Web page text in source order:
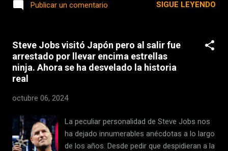
instantáneo. Son los que suelen usar
caso. James Clear ofrece una propuesta
sólida que parte de la honestidad. Es un
enfoque realista y factible. No promete
quiera progresar. No obstante, tiene algún
insiste en la idea de mejorar un 1% cada día .
Es una idea muy atractiva, pero
potencialmente engañosa. Si bien la
Publicar un comentario SIGUE LEYENDO
Steve Jobs visitó Japón pero al salir fue
arrestado por llevar encima estrellas
ninja. Ahora se ha desvelado la historia
real
octubre 06, 2024
La peculiar personalidad de Steve Jobs nos
ha dejado innumerables anécdotas a lo largo
de los años. Desde pedir que despidieran a la